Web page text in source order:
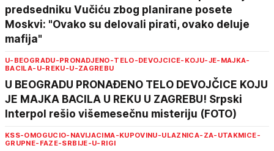
predsedniku Vučiću zbog planirane posete
Moskvi: "Ovako su delovali pirati, ovako deluje
mafija"
U-BEOGRADU-PRONADJENO-TELO-DEVOJCICE-KOJU-JE-MAJKA-
BACILA-U-REKU-U-ZAGREBU
U BEOGRADU PRONAĐENO TELO DEVOJČICE KOJU
JE MAJKA BACILA U REKU U ZAGREBU! Srpski
Interpol rešio višemesečnu misteriju (FOTO)
KSS-OMOGUCIO-NAVIJACIMA-KUPOVINU-ULAZNICA-ZA-UTAKMICE-
GRUPNE-FAZE-SRBIJE-U-RIGI